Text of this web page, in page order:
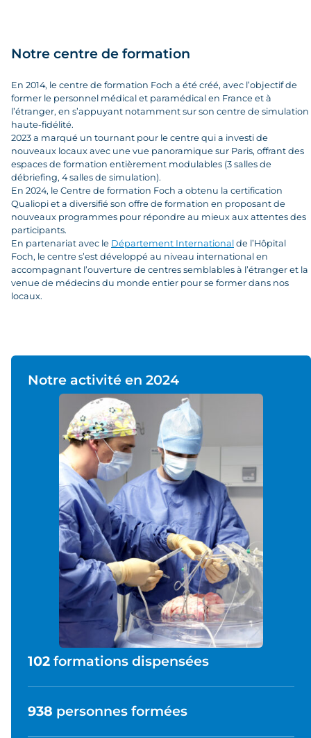
Notre centre de formation
En 2014, le centre de formation Foch a été créé, avec l’objectif de
former le personnel médical et paramédical en France et à
l’étranger, en s’appuyant notamment sur son centre de simulation
haute-fidélité.
2023 a marqué un tournant pour le centre qui a investi de
nouveaux locaux avec une vue panoramique sur Paris, offrant des
espaces de formation entièrement modulables (3 salles de
débriefing, 4 salles de simulation).
En 2024, le Centre de formation Foch a obtenu la certification
Qualiopi et a diversifié son offre de formation en proposant de
nouveaux programmes pour répondre au mieux aux attentes des
participants.
En partenariat avec le Département International de l’Hôpital
Foch, le centre s’est développé au niveau international en
accompagnant l’ouverture de centres semblables à l’étranger et la
venue de médecins du monde entier pour se former dans nos
locaux.
Notre activité en 2024
102 formations dispensées
938 personnes formées